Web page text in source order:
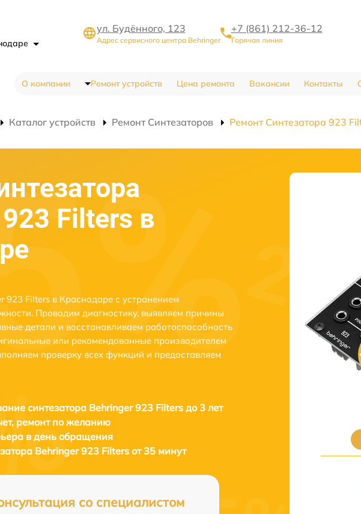
ул. Будённого, 123
Адрес сервисного центра Behringer
+7 (861) 212-36-12
Горячая линия
О компании Ремонт устройств Цена ремонта Вакансии Контакты
Каталог устройств Ремонт Синтезаторов Ремонт Синтезатора 923
Filters в
923 Filters в Краснодаре с устранением
Проводим диагностику, выявляем причины
детали и восстанавливаем работоспособность
или рекомендованные производителем
проверку всех функций и предоставляем
синтезатора Behringer 923 Filters до 3 лет
ремонт по желанию
в день обращения
Behringer 923 Filters от 35 минут
со специалистом